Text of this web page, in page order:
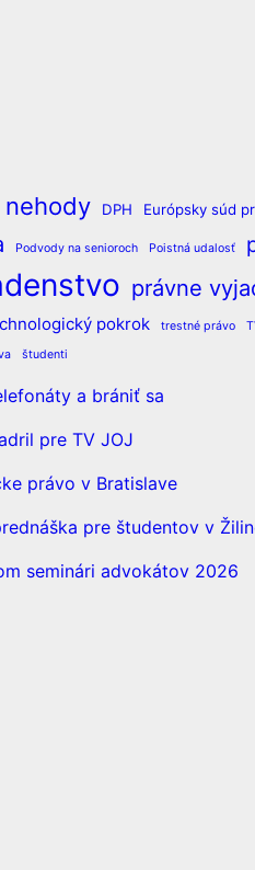
nehody DPH Európsky súd
Podvody na senioroch Poistná udalosť
právne
pokrok trestné právo
študenti
a brániť sa
pre TV JOJ
právo v Bratislave
pre študentov v
seminári advokátov 2026